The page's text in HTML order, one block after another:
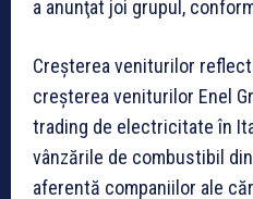
a anunţat joi grupul,
Creşterea veniturilor
creşterea veniturilor Enel
trading de electricitate în
vânzările de combustibil
aferentă companiilor ale